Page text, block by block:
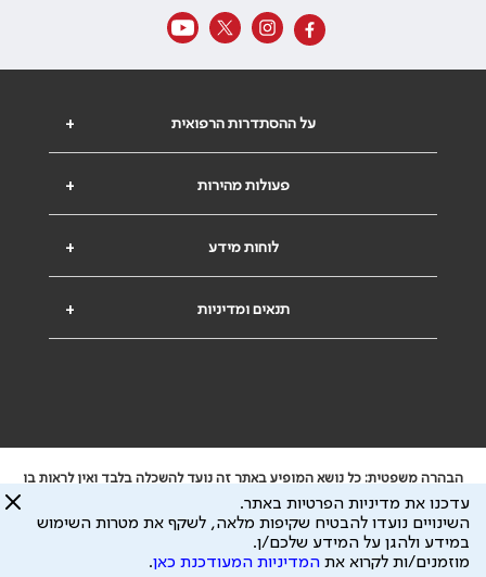
+ על ההסתדרות הרפואית
+ פעולות מהירות
+ לוחות מידע
+ תנאים ומדיניות
הבהרה משפטית: כל נושא המופיע באתר זה נועד להשכלה בלבד ואין לראות בו
ייעוץ רפואי או משפטי. אין הר"י אחראית לתוכן המתפרסם באתר זה ולכל נזק
שעלול להיגרם.
ידוע לי שהר"י אוספת ושומרת מידע אישי לצורך מתן השרות וכי חלק ממנו עשוי
להיות מועבר לצדדים שלישיים, הכל בכפוף למדיניות הפרטיות
עדכנו את מדיניות הפרטיות באתר.
השינויים נועדו להבטיח שקיפות מלאה, לשקף את מטרות השימוש
במידע ולהגן על המידע שלכם/ן.
מוזמנים/ות לקרוא את המדיניות המעודכנת כאן.